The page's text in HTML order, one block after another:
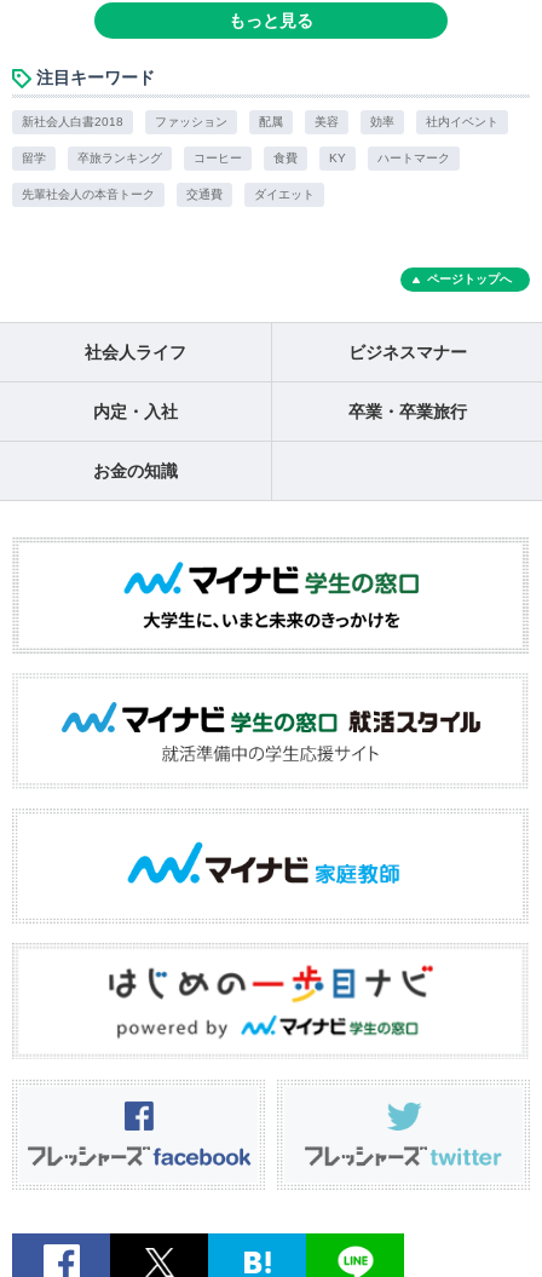
もっと見る
注目キーワード
新社会人白書2018 ファッション 配属 美容 効率 社内イベント
留学 卒旅ランキング コーヒー 食費 KY ハートマーク
先輩社会人の本音トーク 交通費 ダイエット
ページトップへ
社会人ライフ ビジネスマナー
内定・入社 卒業・卒業旅行
お金の知識